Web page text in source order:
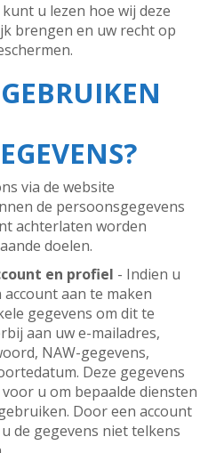
u lezen hoe wij deze
brengen en uw recht op
via de website
de persoonsgegevens
achterlaten worden
doelen.
en profiel - Indien u
aan te maken
gegevens om dit te
aan uw e-mailadres,
NAW-gegevens,
Deze gegevens
u om bepaalde diensten
Door een account
de gegevens niet telkens